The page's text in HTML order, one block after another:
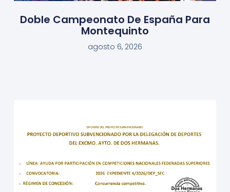
Doble Campeonato De España Para
Montequinto
agosto 6, 2026